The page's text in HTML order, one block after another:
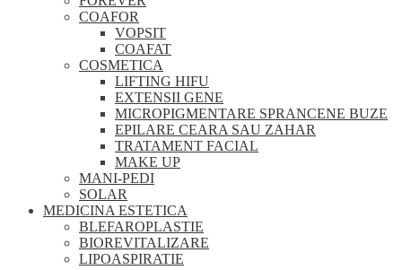
COAFOR
VOPSIT
COAFAT
COSMETICA
LIFTING HIFU
EXTENSII GENE
MICROPIGMENTARE SPRANCENE BUZE
EPILARE CEARA SAU ZAHAR
TRATAMENT FACIAL
MAKE UP
MANI-PEDI
SOLAR
MEDICINA ESTETICA
BLEFAROPLASTIE
BIOREVITALIZARE
LIPOASPIRATIE